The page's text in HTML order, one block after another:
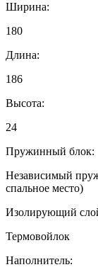
Ширина:
180
Длина:
186
Высота:
24
Пружинный блок:
Независимый
спальное место)
Изолирующий
Термовойлок
Наполнитель: